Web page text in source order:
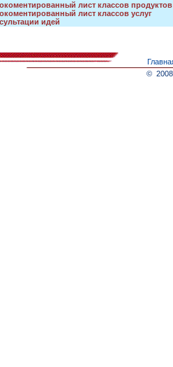
лист классов продуктов
лист классов услуг
идей
© 2008